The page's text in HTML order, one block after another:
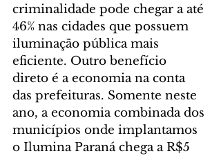
criminalidade pode chegar a até
46% nas cidades que possuem
iluminação pública mais
eficiente. Outro benefício
direto é a economia na conta
das prefeituras. Somente neste
ano, a economia combinada dos
municípios onde implantamos
o Ilumina Paraná chega a R$5